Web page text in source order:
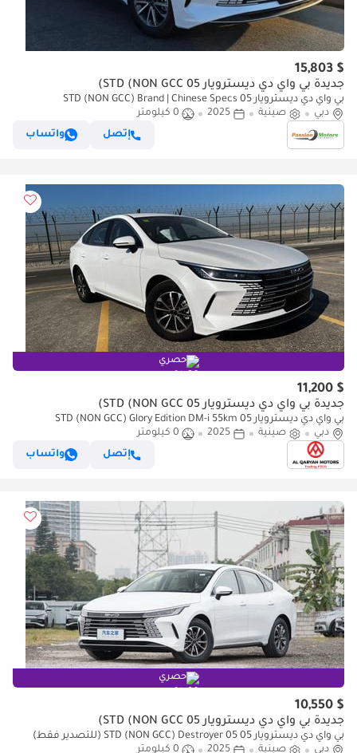
$ 15,803
جديدة بي واي دي ديسترويار 05 STD (NON GCC)
بي واي دي ديسترويار 05 STD (NON GCC) Brand | Chinese Specs
دبي
صينية 2025
0 كيلومتر
إتصل
واتساب
حصري
$ 11,200
جديدة بي واي دي ديسترويار 05 STD (NON GCC)
بي واي دي ديسترويار 05 STD (NON GCC) Glory Edition DM-i 55km
دبي
صينية 2025
0 كيلومتر
إتصل
واتساب
حصري
$ 10,550
جديدة بي واي دي ديسترويار 05 STD (NON GCC)
بي واي دي ديسترويار 05 STD (NON GCC) Destroyer 05 (للتصدير فقط)
دبي
صينية 2025 0 كيلومتر